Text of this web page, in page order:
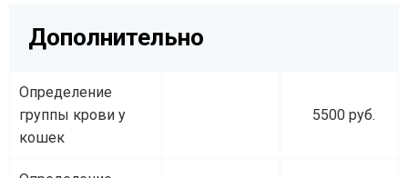
Дополнительно
Определение
группы крови у
кошек
5500 руб.